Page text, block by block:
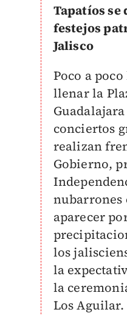
Tapatíos se
festejos
Jalisco
Poco a
llenar la
conciertos
realizan
Gobierno,
nubarrones
aparecer
los
la
la
Los Aguilar.